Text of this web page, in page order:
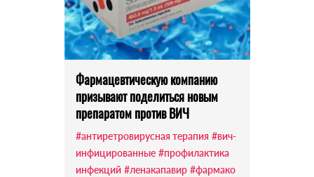
Фармацевтическую компанию
призывают поделиться новым
препаратом против ВИЧ
#антиретровирусная терапия #вич-
инфицированные #профилактика
инфекций #ленакапавир #фармако